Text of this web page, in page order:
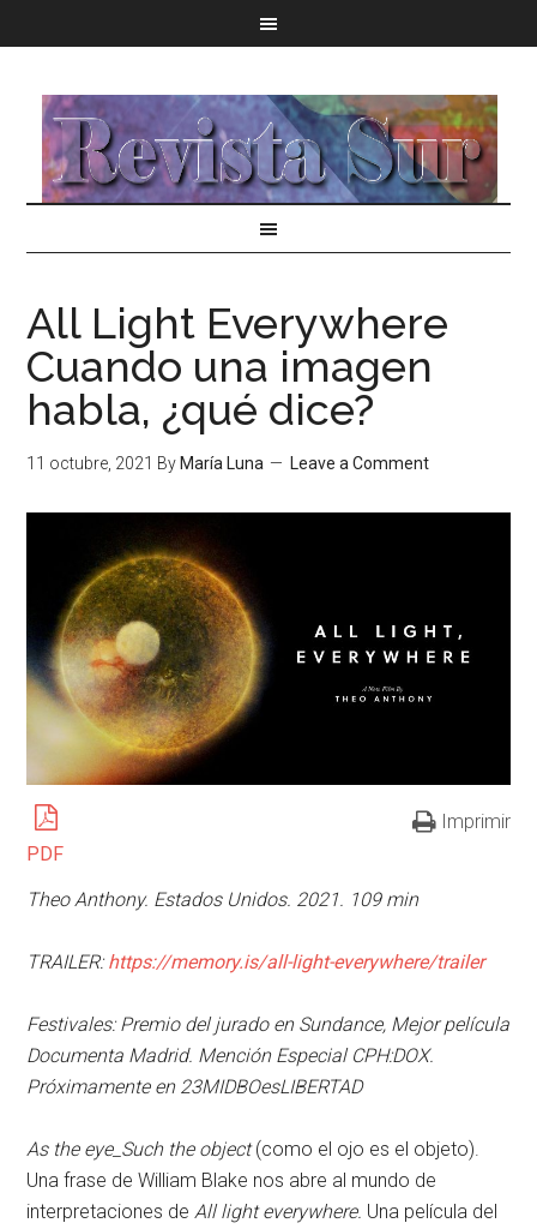
All Light Everywhere
Cuando una imagen
habla, ¿qué dice?
11 octubre, 2021 By María Luna Leave a Comment
PDF
Imprimir
Theo Anthony. Estados Unidos. 2021. 109 min
TRAILER: https://memory.is/all-light-everywhere/trailer
Festivales: Premio del jurado en Sundance, Mejor película
Documenta Madrid. Mención Especial CPH:DOX.
Próximamente en 23MIDBOesLIBERTAD
As the eye_Such the object(como el ojo es el objeto).
Una frase de William Blake nos abre al mundo de
interpretaciones de All light everywhere. Una película del